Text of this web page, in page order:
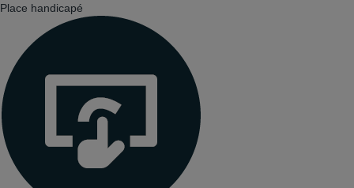
Place handicapé